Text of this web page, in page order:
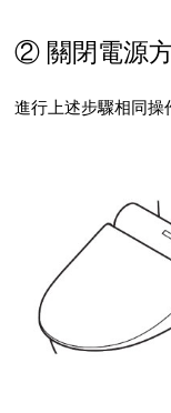
② 關閉電源
進行上述步驟相同操